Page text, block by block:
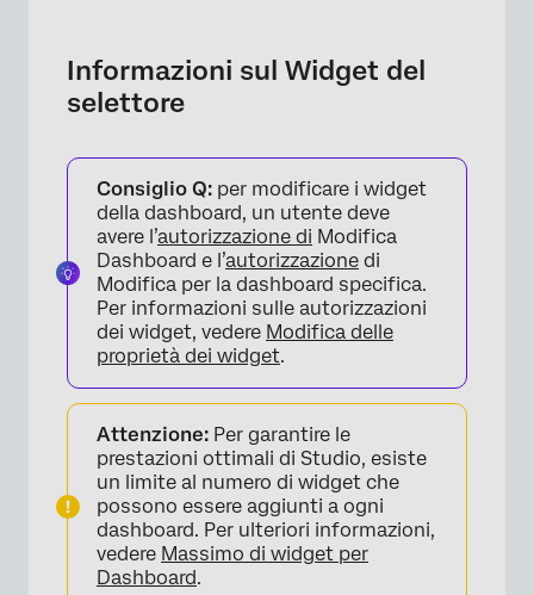
Aggiunta di un selettore di pulsanti
Aggiunta di un selettore a elenco di gocce
Aggiunta di un selettore di ricerca
Informazioni sul Widget del
selettore
Consiglio Q: per modificare i widget
della dashboard, un utente deve
avere l’autorizzazione di Modifica
Dashboard e l’autorizzazione di
Modifica per la dashboard specifica.
Per informazioni sulle autorizzazioni
dei widget, vedere Modifica delle
proprietà dei widget.
Attenzione: Per garantire le
prestazioni ottimali di Studio, esiste
un limite al numero di widget che
possono essere aggiunti a ogni
dashboard. Per ulteriori informazioni,
vedere Massimo di widget per
Dashboard.